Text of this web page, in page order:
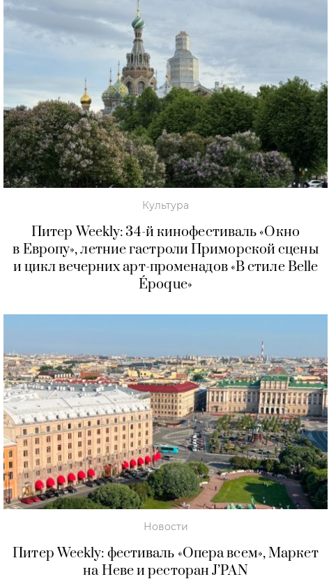
Культура
Питер Weekly: 34-й кинофестиваль «Окно
в Европу», летние гастроли Приморской сцены
и цикл вечерних арт-променадов «В стиле Belle
Époque»
Новости
Питер Weekly: фестиваль «Опера всем», Маркет
на Неве и ресторан J’PAN